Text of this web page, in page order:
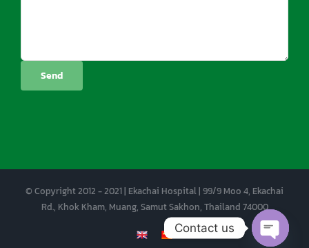
© Copyright 2012 - 2021 | Ekachai Hospital | 99/9 Moo 4, Ekachai
Rd., Khok Kham, Muang, Samut Sakhon, Thailand 74000
EN CNContact us